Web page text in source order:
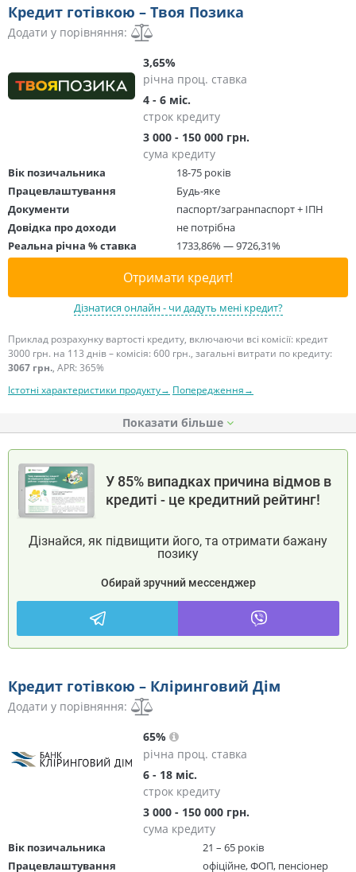
Кредит готівкою – Твоя Позика
Додати у порівняння:
3,65%
річна проц. ставка
4 - 6 міс.
строк кредиту
3 000 - 150 000 грн.
сума кредиту
Вік позичальника
18-75 років
Працевлаштування
Будь-яке
Документи
паспорт/загранпаспорт + ІПН
Довідка про доходи
не потрібна
Реальна річна % ставка
1733,86% — 9726,31%
Отримати кредит!
Дізнатися онлайн - чи дадуть мені кредит?
Приклад розрахунку вартості кредиту, включаючи всі комісії: кредит
3000 грн. на 113 днів – комісія: 600 грн., загальні витрати по кредиту:
3067 грн., APR: 365%
Істотні характеристики продукту→ Попередження→
Показати
У 85% випадках причина відмов в
кредиті - це кредитний рейтинг!
Дізнайся, як підвищити його, та отримати бажану
позику
Обирай зручний мессенджер
Кредит готівкою – Кліринговий Дім
Додати у порівняння:
65%
річна проц. ставка
6 - 18 міс.
строк кредиту
3 000 - 150 000 грн.
сума кредиту
Вік позичальника
21 – 65 років
Працевлаштування
офіційне, ФОП, пенсіонер